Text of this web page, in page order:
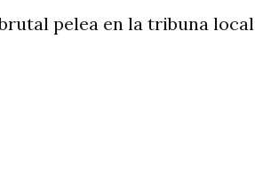
pelea en la tribuna local